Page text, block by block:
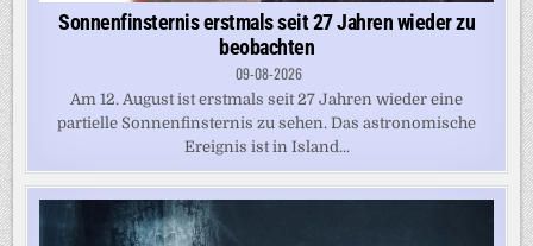
Sonnenfinsternis erstmals seit 27 Jahren wieder zu
beobachten
09-08-2026
Am 12. August ist erstmals seit 27 Jahren wieder eine
partielle Sonnenfinsternis zu sehen. Das astronomische
Ereignis ist in Island...